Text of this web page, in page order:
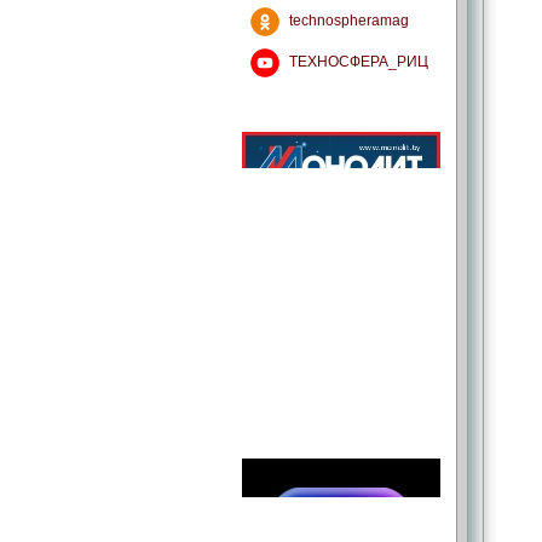
technospheramag
ТЕХНОСФЕРА_РИЦ